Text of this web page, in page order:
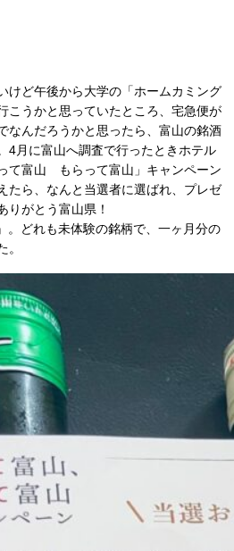
けど午後から大学の「ホームカミング
こうかと思っていたところ、宅急便が
なんだろうかと思ったら、富山の銘酒
4月に富山へ調査で行ったときホテル
て富山 もらって富山」キャンペーン
たら、なんと当選者に選ばれ、プレゼ
りがとう富山県！
。どれも未体験の銘柄で、一ヶ月分の
。